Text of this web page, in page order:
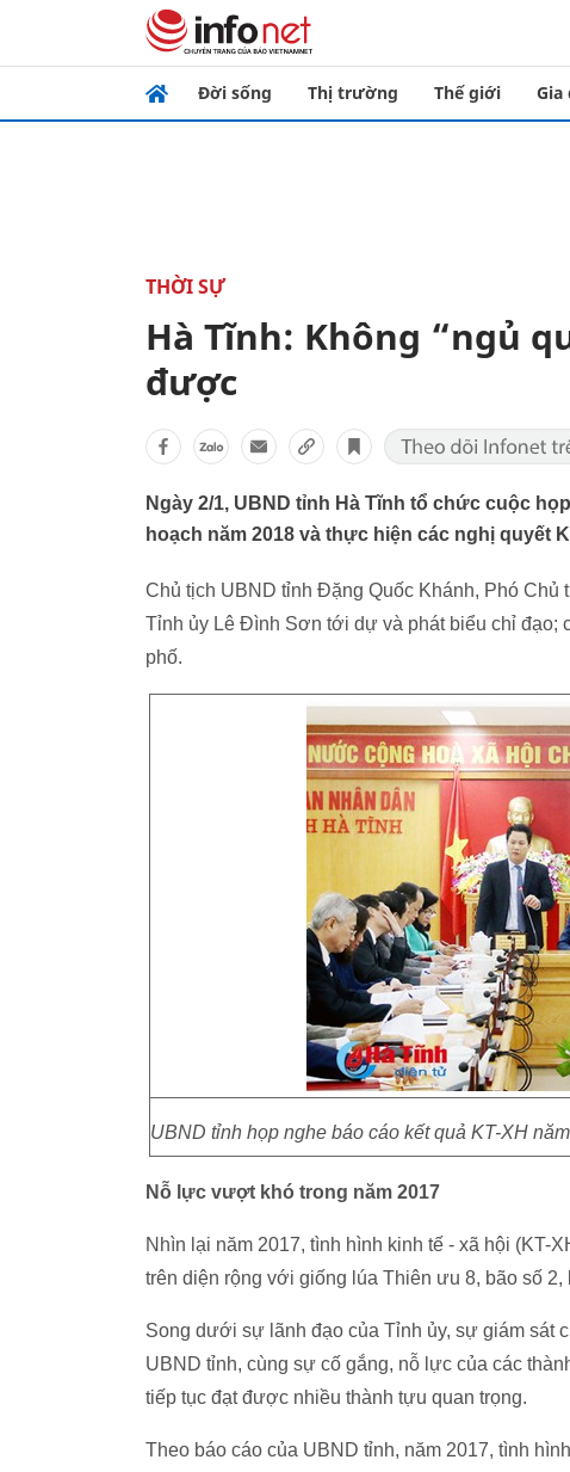
Đời sống Thị trường Thế giới Gia
THỜI SỰ
Hà Tĩnh: Không “ngủ
được
Ngày 2/1, UBND tỉnh Hà Tĩnh tổ chức cuộc
hoạch năm 2018 và thực hiện các nghị quyết
Chủ tịch UBND tỉnh Đặng Quốc Khánh, Phó
Tỉnh ủy Lê Đình Sơn tới dự và phát biểu chỉ đạo;
phố.
UBND tỉnh họp nghe báo cáo kết quả KT-XH
Nỗ lực vượt khó trong năm 2017
Nhìn lại năm 2017, tình hình kinh tế - xã hội (KT-
trên diện rộng với giống lúa Thiên ưu 8, bão số
Song dưới sự lãnh đạo của Tỉnh ủy, sự giám sát
UBND tỉnh, cùng sự cố gắng, nỗ lực của các
tiếp tục đạt được nhiều thành tựu quan trọng.
Theo báo cáo của UBND tỉnh, năm 2017, tình